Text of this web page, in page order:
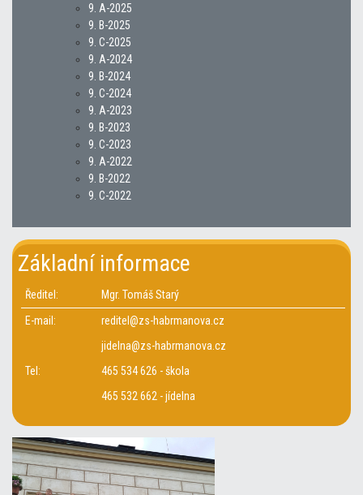
9. A-2025
9. B-2025
9. C-2025
9. A-2024
9. B-2024
9. C-2024
9. A-2023
9. B-2023
9. C-2023
9. A-2022
9. B-2022
9. C-2022
Základní informace
Ředitel:
Mgr. Tomáš Starý
E-mail:
reditel@zs-habrmanova.cz
jidelna@zs-habrmanova.cz
Tel:
465 534 626 - škola
465 532 662 - jídelna